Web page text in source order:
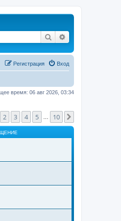
Поиск
Вход
Регистрация
время: 06 авг 2026, 03:34
1 из10
2 3 4 5 10